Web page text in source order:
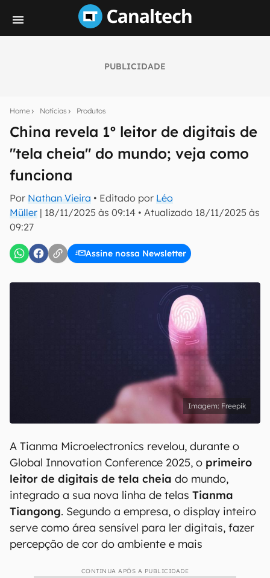
PUBLICIDADE
Home Notícias Produtos
China revela 1º leitor de digitais de
"tela cheia" do mundo; veja como
funciona
Por Nathan Vieira • Editado por Léo
Müller | 18/11/2025 às 09:14 • Atualizado 18/11/2025 às
09:27
Assine nossa Newsletter
notícias e reviews sobre tecnologia em primeira
mão.
E-mail
inscreva-se
Uso e Política de Privacidade do Canaltech.
Freepik
A Tianma Microelectronics revelou, durante o
Global Innovation Conference 2025, o primeiro
leitor de digitais de tela cheia do mundo,
integrado a sua nova linha de telas Tianma
Tiangong. Segundo a empresa, o display inteiro
serve como área sensível para ler digitais, fazer
percepção de cor do ambiente e mais
CONTINUA APÓS A PUBLICIDADE